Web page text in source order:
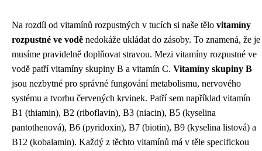
Na rozdíl od vitamínů rozpustných v tucích si naše tělo vitamíny
rozpustné ve vodě nedokáže ukládat do zásoby. To znamená, že je
musíme pravidelně doplňovat stravou. Mezi vitamíny rozpustné ve
vodě patří vitamíny skupiny B a vitamín C. Vitamíny skupiny B
jsou nezbytné pro správné fungování metabolismu, nervového
systému a tvorbu červených krvinek. Patří sem například vitamín
B1 (thiamin), B2 (riboflavin), B3 (niacin), B5 (kyselina
pantothenová), B6 (pyridoxin), B7 (biotin), B9 (kyselina listová) a
B12 (kobalamin). Každý z těchto vitamínů má v těle specifickou